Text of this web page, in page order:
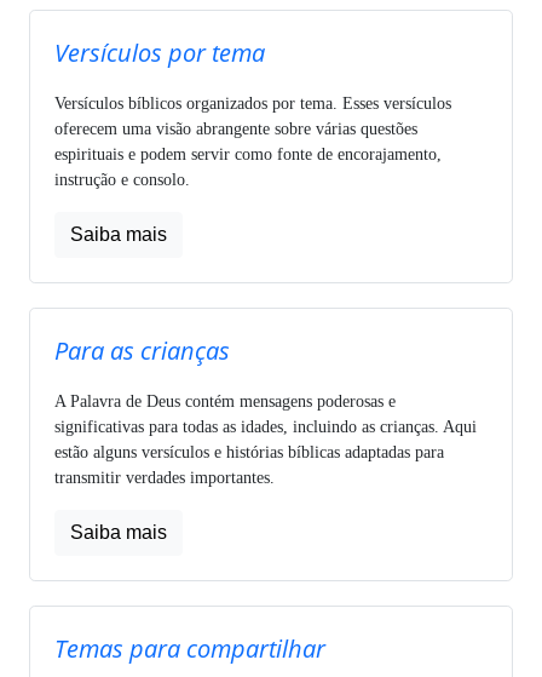
Versículos por tema
Versículos bíblicos organizados por tema. Esses versículos
oferecem uma visão abrangente sobre várias questões
espirituais e podem servir como fonte de encorajamento,
instrução e consolo.
Saiba mais
Para as crianças
A Palavra de Deus contém mensagens poderosas e
significativas para todas as idades, incluindo as crianças. Aqui
estão alguns versículos e histórias bíblicas adaptadas para
transmitir verdades importantes.
Saiba mais
Temas para compartilhar